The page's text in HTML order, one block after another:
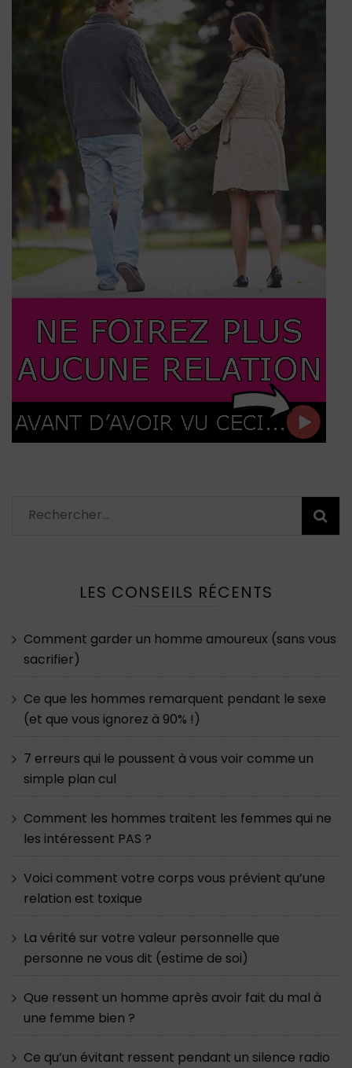
Rechercher :
LES CONSEILS RÉCENTS
Comment garder un homme amoureux (sans vous
sacrifier)
Ce que les hommes remarquent pendant le sexe
(et que vous ignorez à 90% !)
7 erreurs qui le poussent à vous voir comme un
simple plan cul
Comment les hommes traitent les femmes qui ne
les intéressent PAS ?
Voici comment votre corps vous prévient qu’une
relation est toxique
La vérité sur votre valeur personnelle que
personne ne vous dit (estime de soi)
Que ressent un homme après avoir fait du mal à
une femme bien ?
Ce qu’un évitant ressent pendant un silence radio